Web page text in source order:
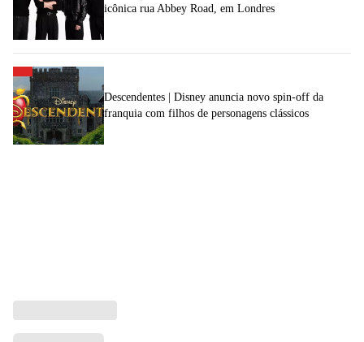
icônica rua Abbey Road, em Londres
Descendentes | Disney anuncia novo spin-off da
franquia com filhos de personagens clássicos